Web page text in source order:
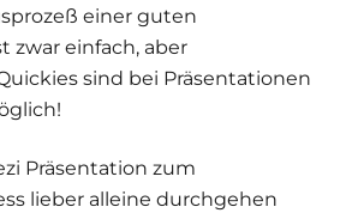
Präsentation zum
lieber alleine durchgehen